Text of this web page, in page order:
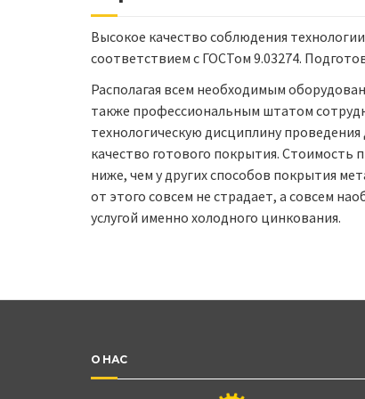
Высокое качество соблюдения
соответствием с ГОСТом 9.03274.
Располагая всем необходимым
также профессиональным штатом
технологическую дисциплину
качество готового покрытия. Стоимость
ниже, чем у других способов покрытия
от этого совсем не страдает, а совсем
услугой именно холодного цинкования.
О НАС